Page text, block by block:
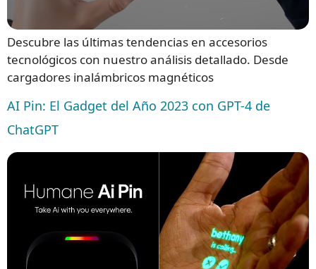
Descubre las últimas tendencias en accesorios
tecnológicos con nuestro análisis detallado. Desde
cargadores inalámbricos magnéticos
AI Pin: El Gadget del Año 2023 con GPT-4 de
ChatGPT